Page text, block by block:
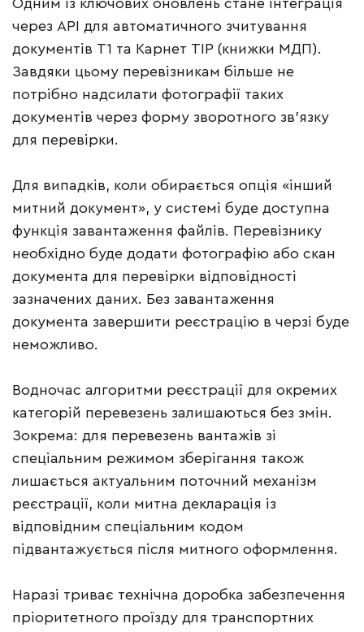
Одним із ключових оновлень стане інтеграція
через API для автоматичного зчитування
документів Т1 та Карнет ТІР (книжки МДП).
Завдяки цьому перевізникам більше не
потрібно надсилати фотографії таких
документів через форму зворотного зв’язку
для перевірки.
Для випадків, коли обирається опція «інший
митний документ», у системі буде доступна
функція завантаження файлів. Перевізнику
необхідно буде додати фотографію або скан
документа для перевірки відповідності
зазначених даних. Без завантаження
документа завершити реєстрацію в черзі буде
неможливо.
Водночас алгоритми реєстрації для окремих
категорій перевезень залишаються без змін.
Зокрема: для перевезень вантажів зі
спеціальним режимом зберігання також
лишається актуальним поточний механізм
реєстрації, коли митна декларація із
відповідним спеціальним кодом
підвантажується після митного оформлення.
Наразі триває технічна доробка забезпечення
пріоритетного проїзду для транспортних